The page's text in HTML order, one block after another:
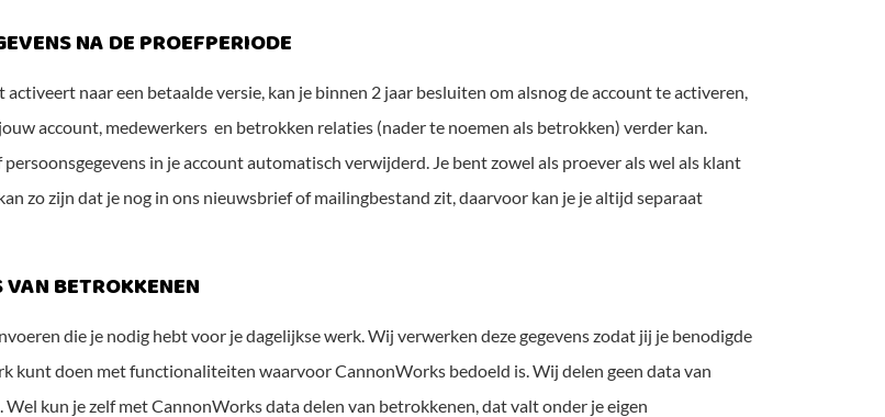
NA DE PROEFPERIODE
naar een betaalde versie, kan je binnen 2 jaar besluiten om alsnog de account te activeren,
account, medewerkers en betrokken relaties (nader te noemen als betrokken) verder kan.
in je account automatisch verwijderd. Je bent zowel als proever als wel als klant
zo zijn dat je nog in ons nieuwsbrief of mailingbestand zit, daarvoor kan je je altijd separaat
BETROKKENEN
die je nodig hebt voor je dagelijkse werk. Wij verwerken deze gegevens zodat jij je benodigde
kunt doen met functionaliteiten waarvoor CannonWorks bedoeld is. Wij delen geen data van
kun je zelf met CannonWorks data delen van betrokkenen, dat valt onder je eigen